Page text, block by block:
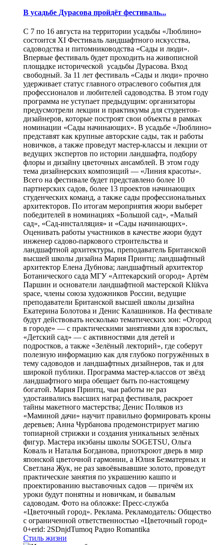
В усадьбе Дурасова пройдёт фестиваль...
С 7 по 16 августа на территории усадьбы «Люблино»
состоится XI Фестиваль ландшафтного искусства,
садоводства и питомниководства «Сады и люди».
Впервые фестиваль будет проходить на живописной
площадке исторической усадьбы Дурасова. Вход
свободный. За 11 лет фестиваль «Сады и люди» прочно
удерживает статус главного отраслевого события для
профессионалов и любителей садоводства. В этом году
программа не уступает предыдущим: организаторы
предусмотрели лекции и практикумы для студентов-
дизайнеров, которые построят свои объекты в рамках
номинации «Сады начинающих». В усадьбе «Люблино»
представят как крупные авторские сады, так и работы
новичков, а также проведут мастер-классы и лекции от
ведущих экспертов по истории ландшафта, подбору
флоры и дизайну цветочных ансамблей. В этом году
тема дизайнерских композиций — «Линия красоты».
Всего на фестивале будет представлено более 10
партнерских садов, более 13 проектов начинающих
студенческих команд, а также сады профессиональных
архитекторов. По итогам мероприятия жюри выберет
победителей в номинациях «Большой сад», «Малый
сад», «Сад-инсталляция» и «Сады начинающих».
Оценивать работы участников в качестве жюри будут
инженер садово-паркового строительства и
ландшафтной архитектуры, преподаватель Британской
высшей школы дизайна Мария Принтц; ландшафтный
архитектор Елена Дубнова; ландшафтный архитектор
Ботанического сада МГУ «Аптекарский огород» Артём
Паршин и основатели ландшафтной мастерской Klükva
space, члены союза художников России, ведущие
преподаватели Британской высшей школы дизайна
Екатерина Болотова и Денис Калашников. На фестивале
будут действовать несколько тематических зон: «Огород
в городе» — с практическими занятиями для взрослых,
«Детский сад» — с активностями для детей и
подростков, а также «Зелёный лекторий», где соберут
полезную информацию как для глубоко погружённых в
тему садоводов и ландшафтных дизайнеров, так и для
широкой публики. Программа мастер-классов от звёзд
ландшафтного мира обещает быть по-настоящему
богатой. Мария Принтц, чьи работы не раз
удостаивались высших наград фестиваля, раскроет
тайны макетного мастерства; Денис Поляков из
«Маминой дачи» научит правильно формировать кроны
деревьев; Анна Чурбанова продемонстрирует магию
топиарной стрижки и создания уникальных зелёных
фигур. Мастера икэбаны школы SOGETSU, Ольга
Коваль и Наталья Богданова, приоткроют дверь в мир
японской цветочной гармонии, а Юлия Безматерных и
Светлана Жук, не раз завоёвывавшие золото, проведут
практические занятия по украшению кашпо и
проектированию выставочных садов — причём их
уроки будут понятны и новичкам, и бывалым
садоводам. Фото на обложке: Пресс-служба
«Цветочный город». Реклама. Рекламодатель: Общество
с ограниченной ответственностью «Цветочный город»
0+erid: 2SDnjdTumoq Радио Romantika
Стиль жизни